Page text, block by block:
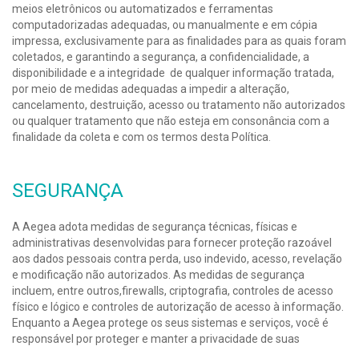
meios eletrônicos ou automatizados e ferramentas
computadorizadas adequadas, ou manualmente e em cópia
impressa, exclusivamente para as finalidades para as quais foram
coletados, e garantindo a segurança, a confidencialidade, a
disponibilidade e a integridade de qualquer informação tratada,
por meio de medidas adequadas a impedir a alteração,
cancelamento, destruição, acesso ou tratamento não autorizados
ou qualquer tratamento que não esteja em consonância com a
finalidade da coleta e com os termos desta Política.
SEGURANÇA
A Aegea adota medidas de segurança técnicas, físicas e
administrativas desenvolvidas para fornecer proteção razoável
aos dados pessoais contra perda, uso indevido, acesso, revelação
e modificação não autorizados. As medidas de segurança
incluem, entre outros,firewalls, criptografia, controles de acesso
físico e lógico e controles de autorização de acesso à informação.
Enquanto a Aegea protege os seus sistemas e serviços, você é
responsável por proteger e manter a privacidade de suas